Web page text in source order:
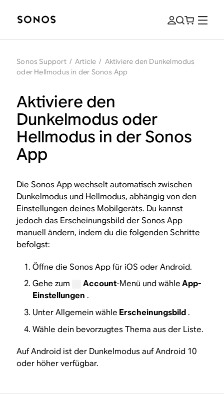
Sonos Support / Article / Aktiviere den Dunkelmodus
oder Hellmodus in der Sonos App
Aktiviere den
Dunkelmodus oder
Hellmodus in der Sonos
App
Die Sonos App wechselt automatisch zwischen
Dunkelmodus und Hellmodus, abhängig von den
Einstellungen deines Mobilgeräts. Du kannst
jedoch das Erscheinungsbild der Sonos App
manuell ändern, indem du die folgenden Schritte
befolgst:
Öffne die Sonos App für iOS oder Android.
Gehe zum
Account-Menü und wähleApp-
Einstellungen .
Unter Allgemein wähle Erscheinungsbild.
Wähle dein bevorzugtes Thema aus der Liste.
Auf Android ist der Dunkelmodus auf Android 10
oder höher verfügbar.